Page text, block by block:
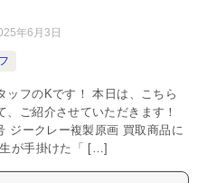
年6月3日
ッフのKです！ 本日は、こちら
ご紹介させていただきます！
ジークレー複製原画 買取商品に
が手掛けた「 […]